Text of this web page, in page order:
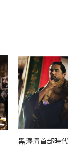
黑澤清首部時